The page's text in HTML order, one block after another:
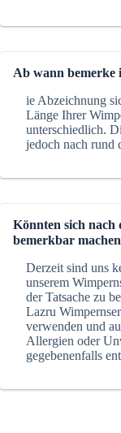
Ab wann bemerke
ie Abzeichnung
Länge Ihrer
unterschiedlich.
jedoch nach rund
Könnten sich
bemerkbar
Derzeit sind uns
unserem
der Tatsache zu
Lazru
verwenden und
Allergien oder
gegebenenfalls